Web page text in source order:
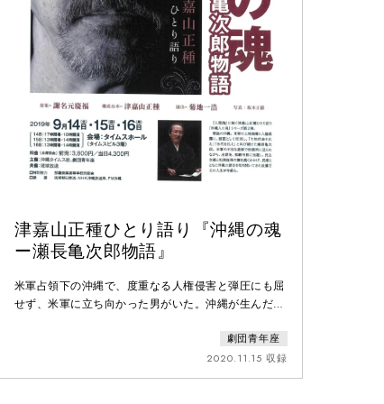
津嘉山正種ひとり語り『沖縄の魂
ー瀬長亀次郎物語』
米軍占領下の沖縄で、度重なる人権侵害と弾圧にも屈
せず、米軍に立ち向かった男がいた。沖縄が生んだ不
れながらも出獄後、那覇市長に当選。真の民主主義の
確立を目指し、祖国復帰のために民衆と共に闘った。
県民の心を捉え大きな希望を与えた瀬長亀次郎、その
劇団青年座
2020.11.15 収録